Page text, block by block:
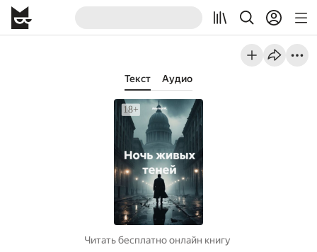
Текст Аудио
Читать бесплатно онлайн книгу